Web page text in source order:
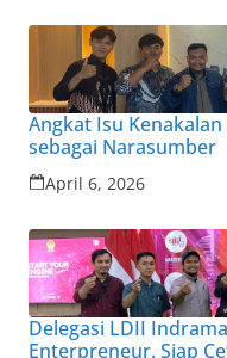
Angkat Isu
sebagai Narasumber
April 6, 2026
Delegasi LDII
Enterpreneur, Siap